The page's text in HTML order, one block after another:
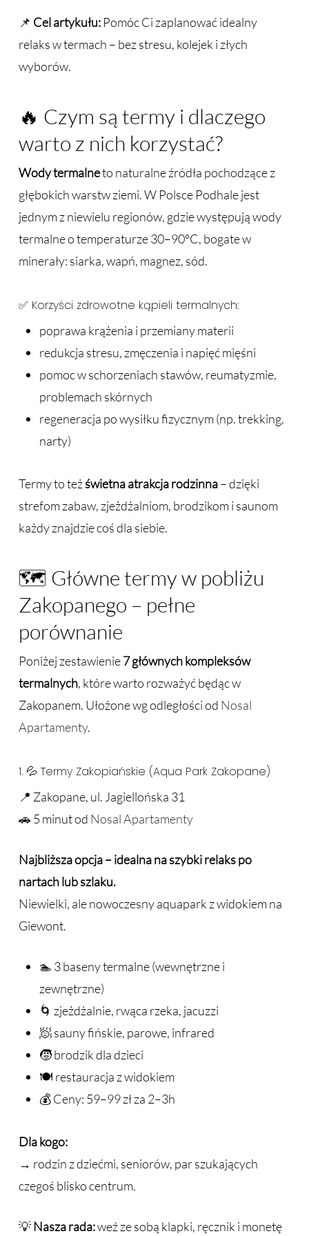
📌 Cel artykułu:Pomóc Ci zaplanować idealny
relaks w termach – bez stresu, kolejek i złych
wyborów.
🔥 Czym są termy i dlaczego
warto z nich korzystać?
Wody termalneto naturalne źródła pochodzące z
głębokich warstw ziemi. W Polsce Podhale jest
jednym z niewielu regionów, gdzie występują wody
termalne o temperaturze 30–90°C, bogate w
minerały: siarka, wapń, magnez, sód.
✅ Korzyści zdrowotne kąpieli termalnych:
poprawa krążenia i przemiany materii
redukcja stresu, zmęczenia i napięć mięśni
pomoc w schorzeniach stawów, reumatyzmie,
problemach skórnych
regeneracja po wysiłku fizycznym (np. trekking,
narty)
Termy to teżświetna atrakcja rodzinna– dzięki
strefom zabaw, zjeżdżalniom, brodzikom i saunom
każdy znajdzie coś dla siebie.
🗺️ Główne termy w pobliżu
Zakopanego – pełne
porównanie
Poniżej zestawienie7 głównych kompleksów
termalnych, które warto rozważyć będąc w
Zakopanem. Ułożone wg odległości od Nosal
Apartamenty.
1. 💦 Termy Zakopiańskie (Aqua Park Zakopane)
📍 Zakopane, ul. Jagiellońska 31
🚗 5 minut od Nosal Apartamenty
Najbliższa opcja – idealna na szybki relaks po
nartach lub szlaku.
Niewielki, ale nowoczesny aquapark z widokiem na
Giewont.
🏊 3 baseny termalne (wewnętrzne i
zewnętrzne)
🌀 zjeżdżalnie, rwąca rzeka, jacuzzi
🧖 sauny fińskie, parowe, infrared
🧒 brodzik dla dzieci
🍽️ restauracja z widokiem
💰 Ceny: 59–99 zł za 2–3h
Dla kogo:
→ rodzin z dziećmi, seniorów, par szukających
czegoś blisko centrum.
💡Nasza rada:weź ze sobą klapki, ręcznik i monetę